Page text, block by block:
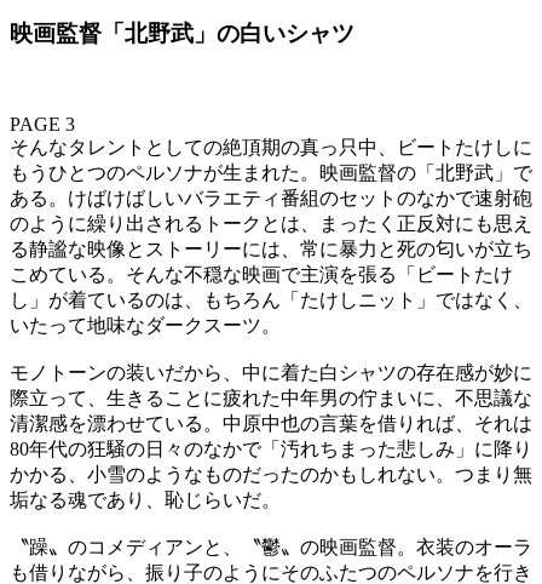
映画監督「北野武」の白いシャツ
PAGE 3
そんなタレントとしての絶頂期の真っ只中、ビートたけしに
もうひとつのペルソナが生まれた。映画監督の「北野武」で
ある。けばけばしいバラエティ番組のセットのなかで速射砲
のように繰り出されるトークとは、まったく正反対にも思え
る静謐な映像とストーリーには、常に暴力と死の匂いが立ち
こめている。そんな不穏な映画で主演を張る「ビートたけ
し」が着ているのは、もちろん「たけしニット」ではなく、
いたって地味なダークスーツ。
モノトーンの装いだから、中に着た白シャツの存在感が妙に
際立って、生きることに疲れた中年男の佇まいに、不思議な
清潔感を漂わせている。中原中也の言葉を借りれば、それは
80年代の狂騒の日々のなかで「汚れちまった悲しみ」に降り
かかる、小雪のようなものだったのかもしれない。つまり無
垢なる魂であり、恥じらいだ。
〝躁〟のコメディアンと、〝鬱〟の映画監督。衣装のオーラ
も借りながら、振り子のようにそのふたつのペルソナを行き